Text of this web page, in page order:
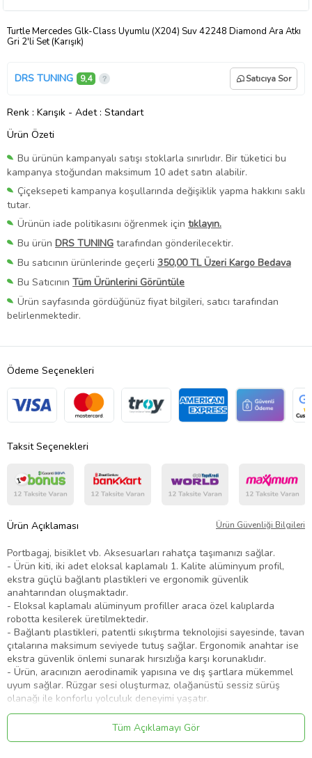
Turtle Mercedes Glk-Class Uyumlu (X204) Suv 42248 Diamond Ara Atkı
Gri 2'li Set (Karışık)
DRS TUNING 9,4 Satıcıya Sor
Renk : Karışık - Adet : Standart
Ürün Özeti
Bu ürünün kampanyalı satışı stoklarla sınırlıdır. Bir tüketici bu
kampanya stoğundan maksimum 10 adet satın alabilir.
Çiçeksepeti kampanya koşullarında değişiklik yapma hakkını saklı
tutar.
Ürünün iade politikasını öğrenmek için tıklayın.
Bu ürün DRS TUNING tarafından gönderilecektir.
Bu satıcının ürünlerinde geçerli 350,00 TL Üzeri Kargo Bedava
Bu Satıcının Tüm Ürünlerini Görüntüle
Ürün sayfasında gördüğünüz fiyat bilgileri, satıcı tarafından
belirlenmektedir.
Ödeme Seçenekleri
Taksit Seçenekleri
Ürün Açıklaması Ürün Güvenliği Bilgileri
Portbagaj, bisiklet vb. Aksesuarları rahatça taşımanızı sağlar.
- Ürün kiti, iki adet eloksal kaplamalı 1. Kalite alüminyum profil,
ekstra güçlü bağlantı plastikleri ve ergonomik güvenlik
anahtarından oluşmaktadır.
- Eloksal kaplamalı alüminyum profiller araca özel kalıplarda
robotta kesilerek üretilmektedir.
- Bağlantı plastikleri, patentli sıkıştırma teknolojisi sayesinde, tavan
çıtalarına maksimum seviyede tutuş sağlar. Ergonomik anahtar ise
ekstra güvenlik önlemi sunarak hırsızlığa karşı korunaklıdır.
- Ürün, aracınızın aerodinamik yapısına ve dış şartlara mükemmel
uyum sağlar. Rüzgar sesi oluşturmaz, olağanüstü sessiz sürüş
olanağı ile konforlu yolculuk deneyimi yaşatır.
Ürünün montajı kolaydır, ekstra delme kesme işlemi
gerektirmez. Ayrıca paket içerisinde montaj talimatı
Tüm Açıklamayı Gör